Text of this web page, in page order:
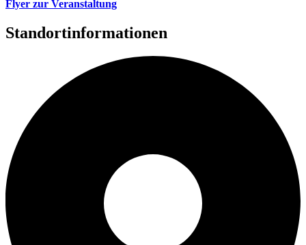
Flyer zur Veranstaltung
Standortinformationen